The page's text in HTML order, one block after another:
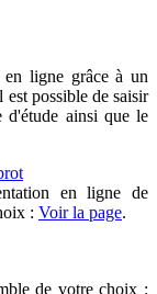
en ligne grâce à un
possible de saisir
d'étude ainsi que le
en ligne de
: Voir la page.
de votre choix :